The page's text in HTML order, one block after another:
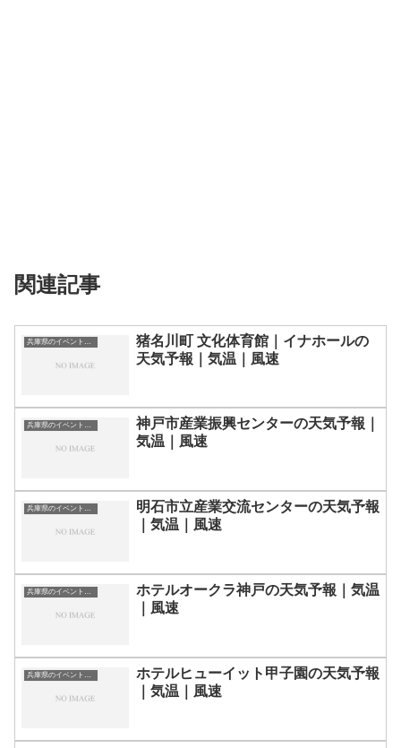
関連記事
兵庫県のイベント会場一覧
猪名川町 文化体育館｜イナホールの
天気予報｜気温｜風速
兵庫県のイベント会場一覧
神戸市産業振興センターの天気予報｜
気温｜風速
兵庫県のイベント会場一覧
明石市立産業交流センターの天気予報
｜気温｜風速
兵庫県のイベント会場一覧
ホテルオークラ神戸の天気予報｜気温
｜風速
兵庫県のイベント会場一覧
ホテルヒューイット甲子園の天気予報
｜気温｜風速